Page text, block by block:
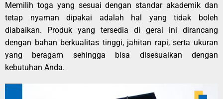
Memilih toga yang sesuai dengan standar akademik dan
tetap nyaman dipakai adalah hal yang tidak boleh
diabaikan. Produk yang tersedia di gerai ini dirancang
dengan bahan berkualitas tinggi, jahitan rapi, serta ukuran
yang beragam sehingga bisa disesuaikan dengan
kebutuhan Anda.